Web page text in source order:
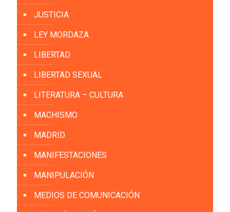
JUSTICIA
LEY MORDAZA
LIBERTAD
LIBERTAD SEXUAL
LITERATURA – CULTURA
MACHISMO
MADRID
MANIFESTACIONES
MANIPULACIÓN
MEDIOS DE COMUNICACIÓN